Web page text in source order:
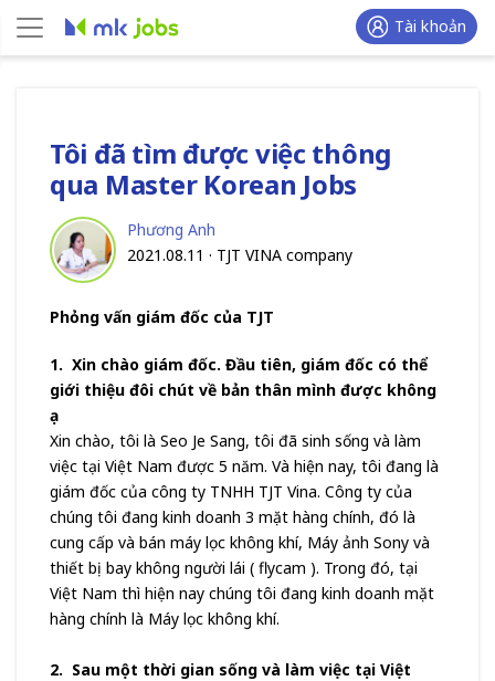
Tài khoản
Tôi đã tìm được việc thông
qua Master Korean Jobs
Phương Anh
2021.08.11 · TJT VINA company
Phỏng vấn giám đốc của TJT
1. Xin chào giám đốc. Đầu tiên, giám đốc có thể
giới thiệu đôi chút về bản thân mình được không
ạ
Xin chào, tôi là Seo Je Sang, tôi đã sinh sống và làm
việc tại Việt Nam được 5 năm. Và hiện nay, tôi đang là
giám đốc của công ty TNHH TJT Vina. Công ty của
chúng tôi đang kinh doanh 3 mặt hàng chính, đó là
cung cấp và bán máy lọc không khí, Máy ảnh Sony và
thiết bị bay không người lái ( flycam ). Trong đó, tại
Việt Nam thì hiện nay chúng tôi đang kinh doanh mặt
hàng chính là Máy lọc không khí.
2. Sau một thời gian sống và làm việc tại Việt